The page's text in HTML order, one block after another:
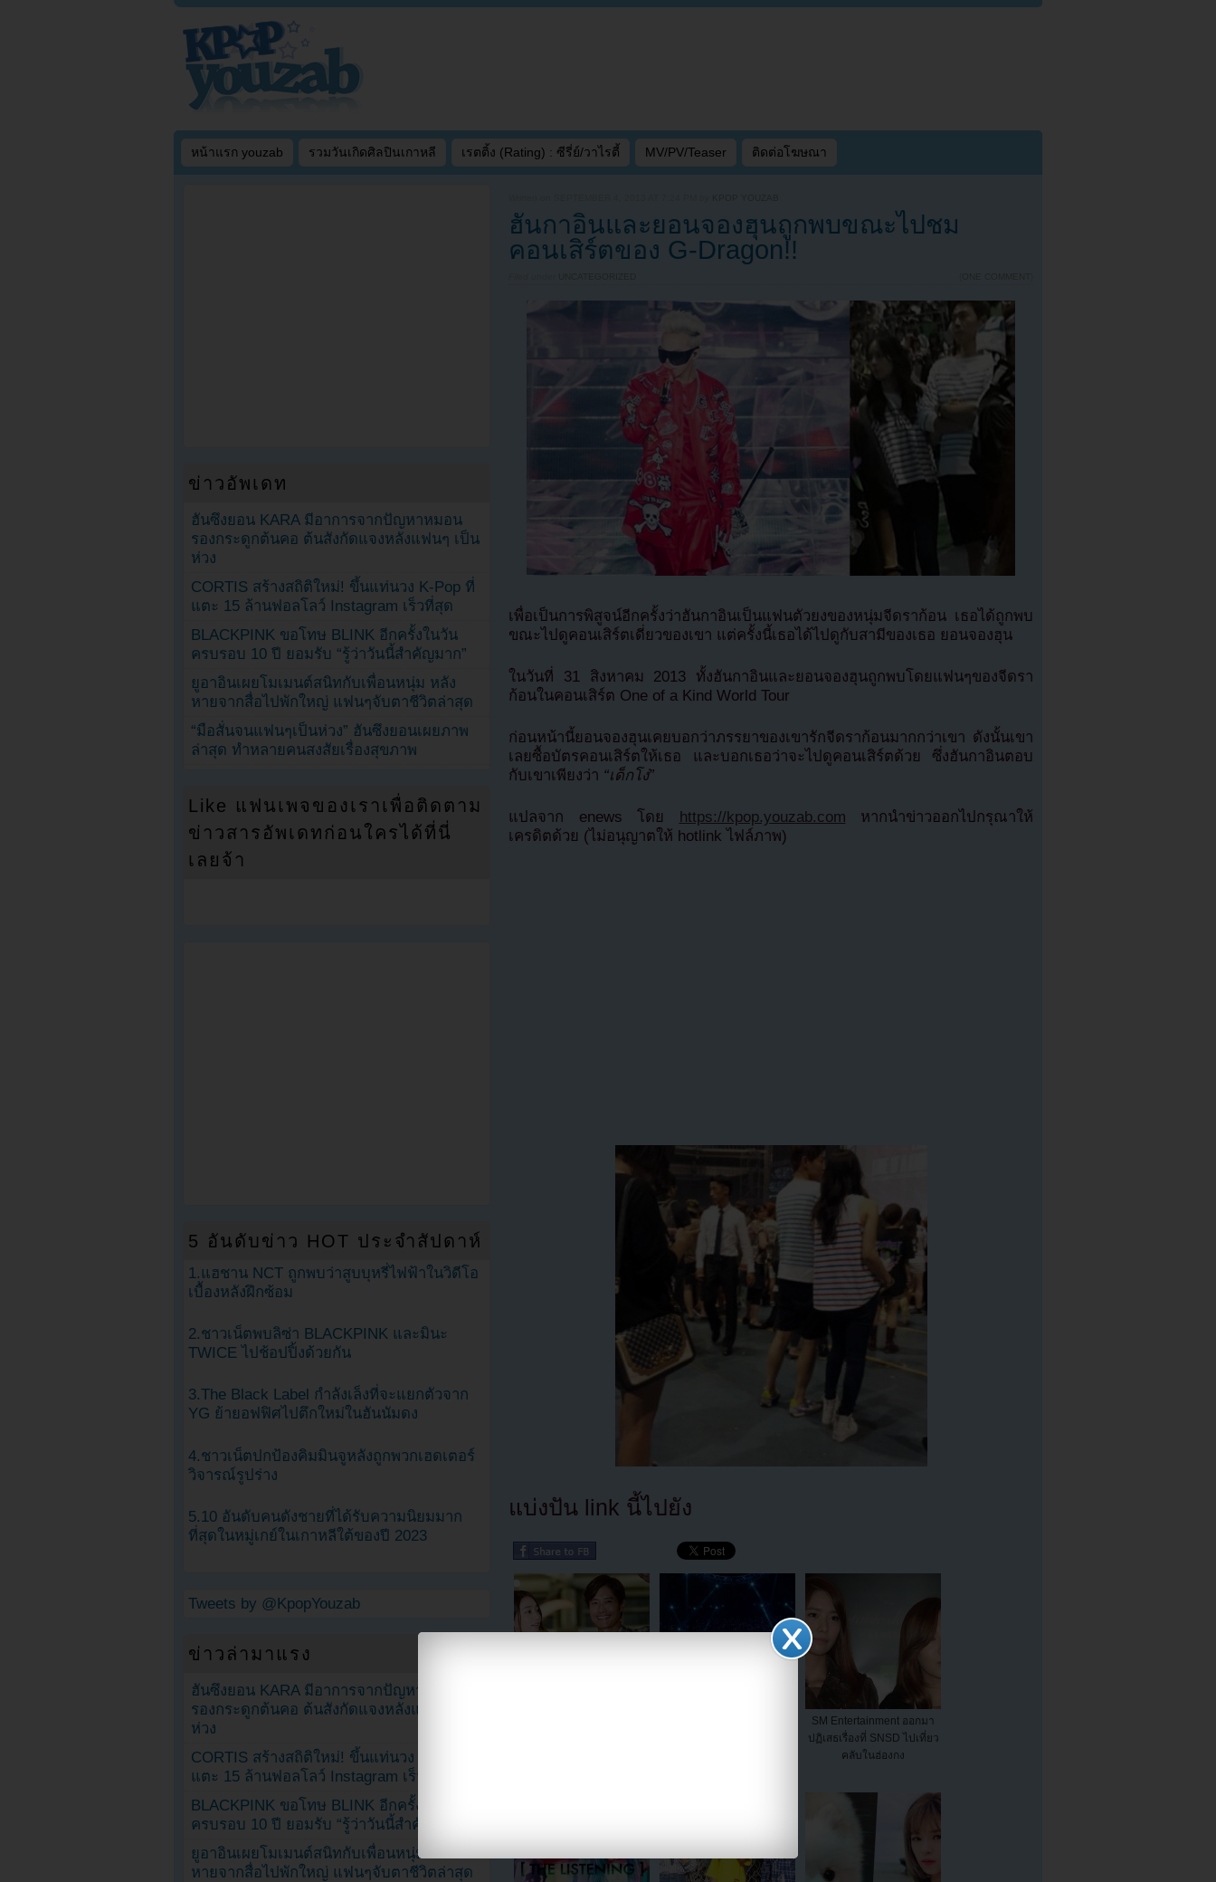
หน้าแรก youzab รวมวันเกิดศิลปินเกาหลี เรตติ้ง (Rating) : ซีรี่ย์/วาไรตี้ MV/PV/Teaser ติดต่อโฆษณา
KPOP YOUZAB
ฮันกาอินและยอนจองฮุนถูกพบขณะไปชม
คอนเสิร์ตของ G-Dragon!!
UNCATEGORIZED ONE COMMENT
เพื่อเป็นการพิสูจน์อีกครั้งว่าฮันกาอินเป็นแฟนตัวยงของหนุ่มจีดราก้อน เธอได้ถูกพบ
ขณะไปดูคอนเสิร์ตเดี่ยวของเขา แต่ครั้งนี้เธอได้ไปดูกับสามีของเธอ ยอนจองฮุน
ในวันที่ 31 สิงหาคม 2013 ทั้งฮันกาอินและยอนจองฮุนถูกพบโดยแฟนๆของจีดรา
ก้อนในคอนเสิร์ต One of a Kind World Tour
ก่อนหน้านี้ยอนจองฮุนเคยบอกว่าภรรยาของเขารักจีดราก้อนมากกว่าเขา ดังนั้นเขา
เลยซื้อบัตรคอนเสิร์ตให้เธอ และบอกเธอว่าจะไปดูคอนเสิร์ตด้วย ซึ่งฮันกาอินตอบ
กับเขาเพียงว่า “เด็กโง่”
แปลจาก enews โดย https://kpop.youzab.com หากนำข่าวออกไปกรุณาให้
เครดิตด้วย (ไม่อนุญาตให้ hotlink ไฟล์ภาพ)
แบ่งปัน link นี้ไปยัง
SM Entertainment ออกมา
ปฏิเสธเรื่องที่ SNSD ไปเที่ยว
คลับในฮ่องกง
ข่าวอัพเดท
ฮันซึงยอน KARA มีอาการจากปัญหาหมอน
รองกระดูกต้นคอ ต้นสังกัดแจงหลังแฟนๆ เป็น
ห่วง
CORTIS สร้างสถิติใหม่! ขึ้นแท่นวง K-Pop ที่
แตะ 15 ล้านฟอลโลว์ Instagram เร็วที่สุด
BLACKPINK ขอโทษ BLINK อีกครั้งในวัน
ครบรอบ 10 ปี ยอมรับ “รู้ว่าวันนี้สำคัญมาก”
ยูอาอินเผยโมเมนต์สนิทกับเพื่อนหนุ่ม หลัง
หายจากสื่อไปพักใหญ่ แฟนๆจับตาชีวิตล่าสุด
“มือสั่นจนแฟนๆเป็นห่วง” ฮันซึงยอนเผยภาพ
ล่าสุด ทำหลายคนสงสัยเรื่องสุขภาพ
Like แฟนเพจของเราเพื่อติดตาม
ข่าวสารอัพเดทก่อนใครได้ที่นี่
เลยจ้า
5 อันดับข่าว HOT ประจำสัปดาห์
1.แฮชาน NCT ถูกพบว่าสูบบุหรี่ไฟฟ้าในวิดีโอ
เบื้องหลังฝึกซ้อม
2.ชาวเน็ตพบลิซ่า BLACKPINK และมินะ
TWICE ไปช้อปปิ้งด้วยกัน
3.The Black Label กำลังเล็งที่จะแยกตัวจาก
YG ย้ายอฟฟิศไปตึกใหม่ในฮันนัมดง
4.ชาวเน็ตปกป้องคิมมินจูหลังถูกพวกเฮดเตอร์
วิจารณ์รูปร่าง
5.10 อันดับคนดังชายที่ได้รับความนิยมมาก
ที่สุดในหมู่เกย์ในเกาหลีใต้ของปี 2023
Tweets by @KpopYouzab
ข่าวล่ามาแรง
ฮันซึงยอน KARA มีอาการจากปัญหาหมอน
รองกระดูกต้นคอ ต้นสังกัดแจงหลังแฟนๆ เป็น
ห่วง
CORTIS สร้างสถิติใหม่! ขึ้นแท่นวง K-Pop ที่
แตะ 15 ล้านฟอลโลว์ Instagram เร็วที่สุด
BLACKPINK ขอโทษ BLINK อีกครั้งในวัน
ครบรอบ 10 ปี ยอมรับ “รู้ว่าวันนี้สำคัญมาก”
ยูอาอินเผยโมเมนต์สนิทกับเพื่อนหนุ่ม หลัง
หายจากสื่อไปพักใหญ่ แฟนๆจับตาชีวิตล่าสุด